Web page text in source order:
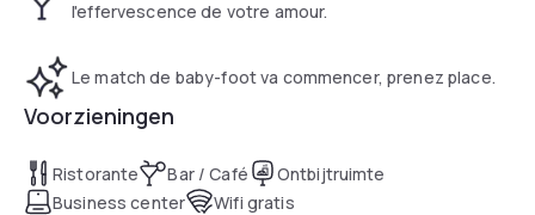
l'effervescence de votre amour.
Le match de baby-foot va commencer, prenez place.
Voorzieningen
Ristorante Bar / Café
Ontbijtruimte
Business center
Wifi gratis